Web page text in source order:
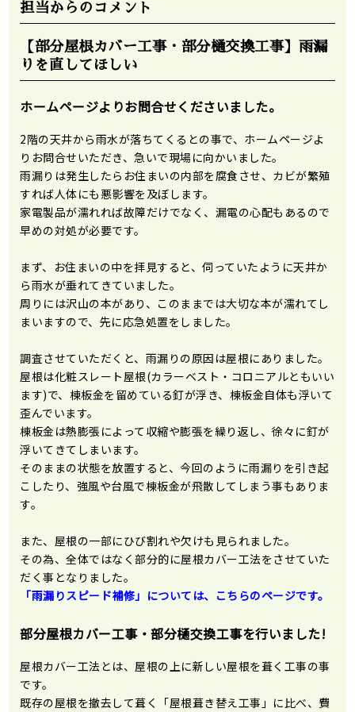
担当からのコメント
【部分屋根カバー工事・部分樋交換工事】雨漏
りを直してほしい
ホームページよりお問合せくださいました。
2階の天井から雨水が落ちてくるとの事で、ホームページよ
りお問合せいただき、急いで現場に向かいました。
雨漏りは発生したらお住まいの内部を腐食させ、カビが繁殖
すれば人体にも悪影響を及ぼします。
家電製品が濡れれば故障だけでなく、漏電の心配もあるので
早めの対処が必要です。
まず、お住まいの中を拝見すると、伺っていたように天井か
ら雨水が垂れてきていました。
周りには沢山の本があり、このままでは大切な本が濡れてし
まいますので、先に応急処置をしました。
調査させていただくと、雨漏りの原因は屋根にありました。
屋根は化粧スレート屋根(カラーベスト・コロニアルともいい
ます)で、棟板金を留めている釘が浮き、棟板金自体も浮いて
歪んでいます。
棟板金は熱膨張によって収縮や膨張を繰り返し、徐々に釘が
浮いてきてしまいます。
そのままの状態を放置すると、今回のように雨漏りを引き起
こしたり、強風や台風で棟板金が飛散してしまう事もありま
す。
また、屋根の一部にひび割れや欠けも見られました。
その為、全体ではなく部分的に屋根カバー工法をさせていた
だく事となりました。
「雨漏りスピード補修」については、こちらのページです。
部分屋根カバー工事・部分樋交換工事を行いました!
屋根カバー工法とは、屋根の上に新しい屋根を葺く工事の事
です。
既存の屋根を撤去して葺く「屋根葺き替え工事」に比べ、費